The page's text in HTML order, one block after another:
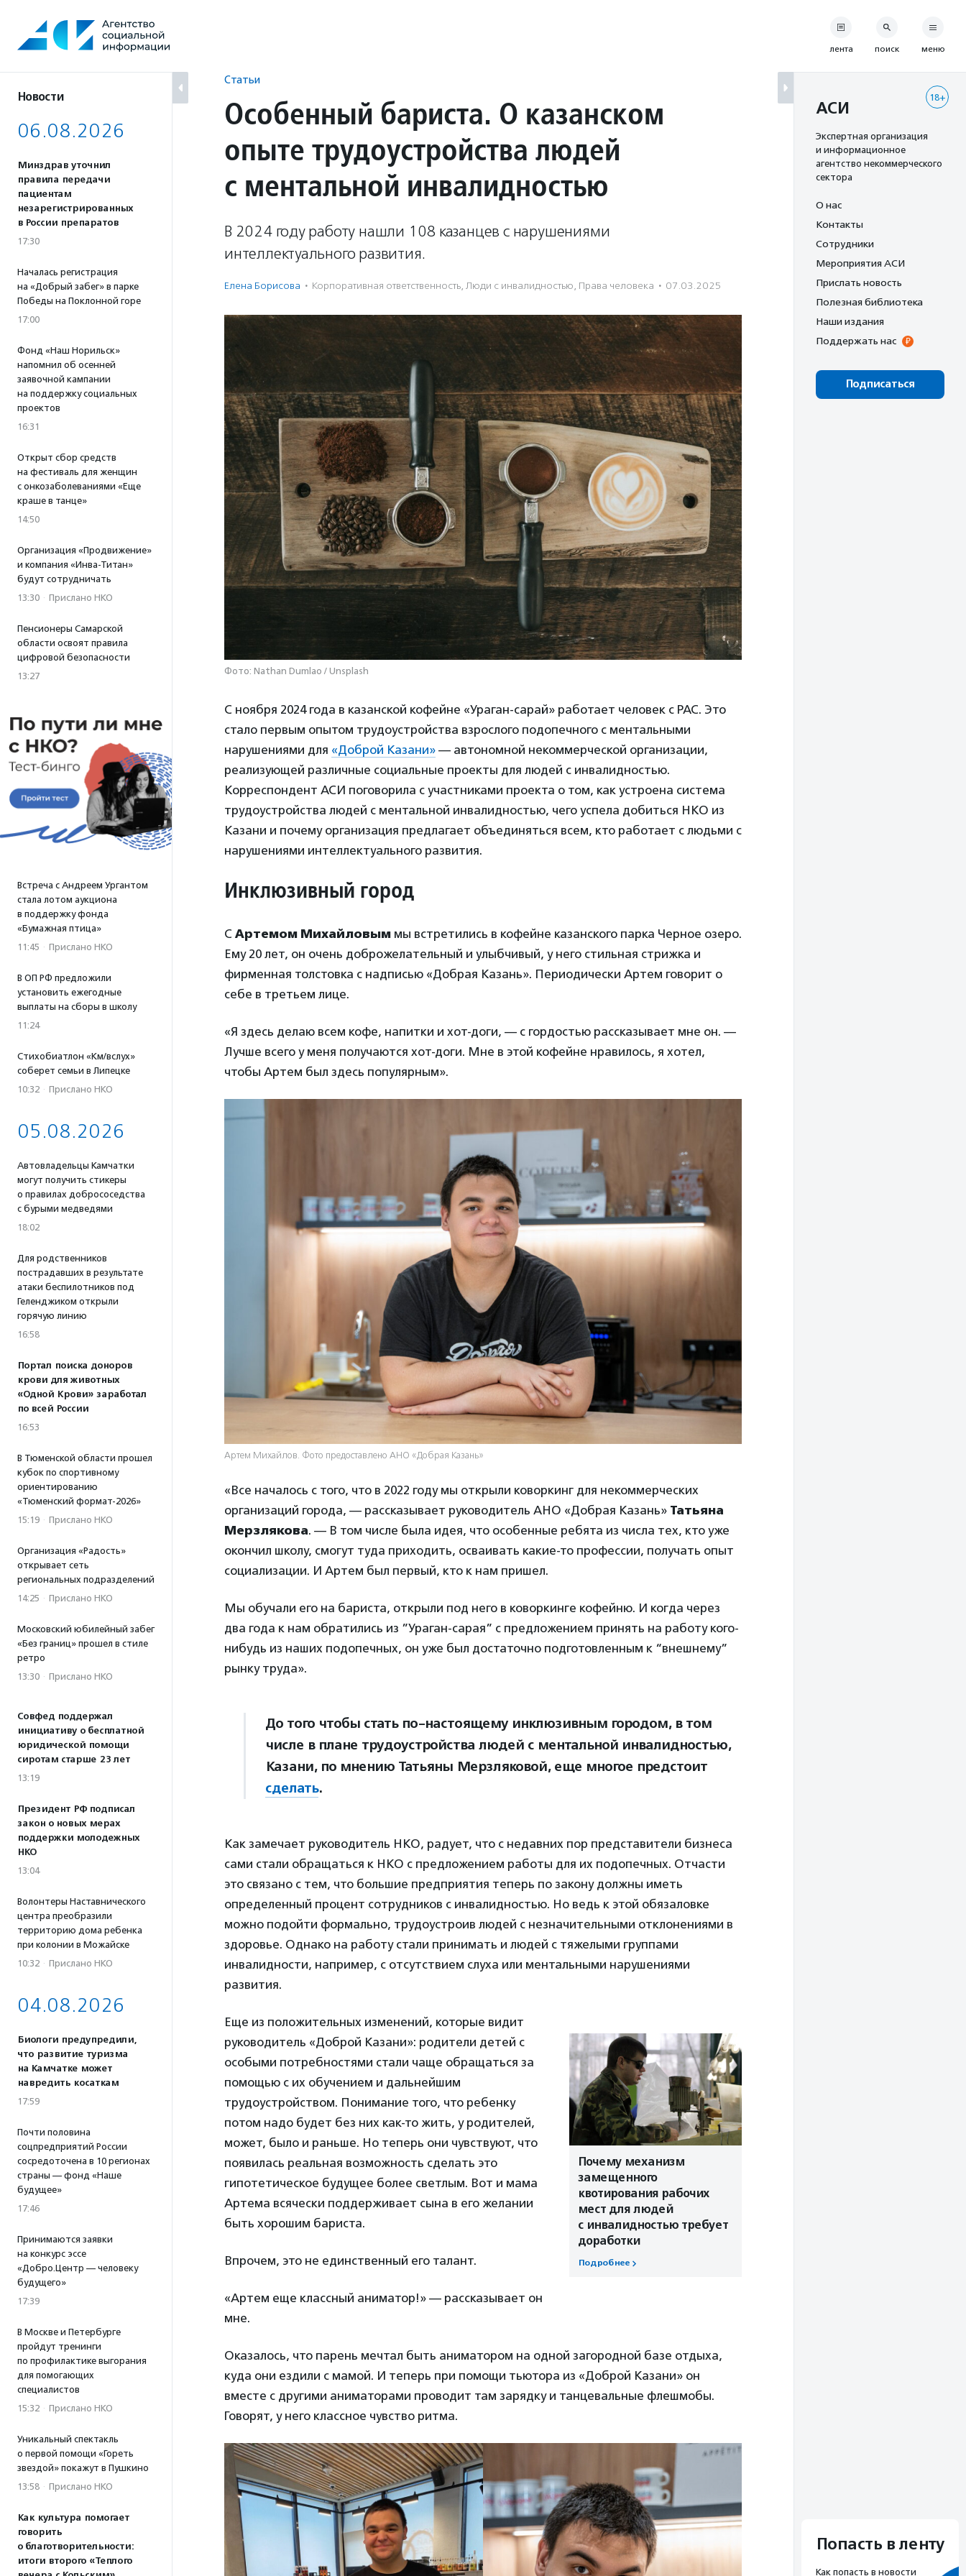
содержанию
Новости
06.08.2026
Минздрав уточнил
правила передачи
пациентам
незарегистрированных
в России препаратов
17:30
Началась регистрация
на «Добрый забег» в парке
Победы на Поклонной горе
17:00
Фонд «Наш Норильск»
напомнил об осенней
заявочной кампании
на поддержку социальных
проектов
16:31
Открыт сбор средств
на фестиваль для женщин
с онкозаболеваниями «Еще
краше в танце»
14:50
Организация «Продвижение»
и компания «Инва-Титан»
будут сотрудничать
13:30 · Прислано НКО
Пенсионеры Самарской
области освоят правила
цифровой безопасности
13:27
Встреча с Андреем Ургантом
стала лотом аукциона
в поддержку фонда
«Бумажная птица»
11:45 · Прислано НКО
В ОП РФ предложили
установить ежегодные
выплаты на сборы в школу
11:24
Стихобиатлон «Км/вслух»
соберет семьи в Липецке
10:32 · Прислано НКО
05.08.2026
Автовладельцы Камчатки
могут получить стикеры
о правилах добрососедства
с бурыми медведями
18:02
Для родственников
пострадавших в результате
атаки беспилотников под
Геленджиком открыли
горячую линию
16:58
Портал поиска доноров
крови для животных
«Одной Крови» заработал
по всей России
16:53
В Тюменской области прошел
кубок по спортивному
ориентированию
«Тюменский формат-2026»
15:19 · Прислано НКО
Организация «Радость»
открывает сеть
региональных подразделений
14:25 · Прислано НКО
Московский юбилейный забег
«Без границ» прошел в стиле
ретро
13:30 · Прислано НКО
Совфед поддержал
инициативу о бесплатной
юридической помощи
сиротам старше 23 лет
13:19
Президент РФ подписал
закон о новых мерах
поддержки молодежных
НКО
13:04
Волонтеры Наставнического
центра преобразили
территорию дома ребенка
при колонии в Можайске
10:32 · Прислано НКО
04.08.2026
Биологи предупредили,
что развитие туризма
на Камчатке может
навредить косаткам
17:59
Почти половина
соцпредприятий России
сосредоточена в 10 регионах
страны — фонд «Наше
будущее»
17:46
Принимаются заявки
на конкурс эссе
«Добро.Центр — человеку
будущего»
17:39
В Москве и Петербурге
пройдут тренинги
по профилактике выгорания
для помогающих
специалистов
15:32 · Прислано НКО
Уникальный спектакль
о первой помощи «Гореть
звездой» покажут в Пушкино
13:58 · Прислано НКО
Как культура помогает
говорить
о благотворительности:
итоги второго «Теплого
Статьи
Особенный бариста. О казанском
опыте трудоустройства людей
с ментальной инвалидностью
В 2024 году работу нашли 108 казанцев с нарушениями
интеллектуального развития.
Елена Борисова · Корпоративная ответственность, Люди с инвалидностью, Права человека · 07.03.2025
Фото: Nathan Dumlao / Unsplash
С ноября 2024 года в казанской кофейне «Ураган-сарай» работает человек с РАС. Это
стало первым опытом трудоустройства взрослого подопечного с ментальными
нарушениями для «Доброй Казани» — автономной некоммерческой организации,
реализующей различные социальные проекты для людей с инвалидностью.
Корреспондент АСИ поговорила с участниками проекта о том, как устроена система
трудоустройства людей с ментальной инвалидностью, чего успела добиться НКО из
Казани и почему организация предлагает объединяться всем, кто работает с людьми с
нарушениями интеллектуального развития.
Инклюзивный город
С Артемом Михайловым мы встретились в кофейне казанского парка Черное озеро.
Ему 20 лет, он очень доброжелательный и улыбчивый, у него стильная стрижка и
фирменная толстовка с надписью «Добрая Казань». Периодически Артем говорит о
себе в третьем лице.
«Я здесь делаю всем кофе, напитки и хот-доги, — с гордостью рассказывает мне он. —
Лучше всего у меня получаются хот-доги. Мне в этой кофейне нравилось, я хотел,
чтобы Артем был здесь популярным».
Артем Михайлов. Фото предоставлено АНО «Добрая Казань»
«Все началось с того, что в 2022 году мы открыли коворкинг для некоммерческих
организаций города, — рассказывает руководитель АНО «Добрая Казань» Татьяна
Мерзлякова. — В том числе была идея, что особенные ребята из числа тех, кто уже
окончил школу, смогут туда приходить, осваивать какие-то профессии, получать опыт
социализации. И Артем был первый, кто к нам пришел.
Мы обучали его на бариста, открыли под него в коворкинге кофейню. И когда через
два года к нам обратились из ”Ураган-сарая” с предложением принять на работу кого-
нибудь из наших подопечных, он уже был достаточно подготовленным к “внешнему”
рынку труда».
До того чтобы стать по-настоящему инклюзивным городом, в том
числе в плане трудоустройства людей с ментальной инвалидностью,
Казани, по мнению Татьяны Мерзляковой, еще многое предстоит
сделать.
Как замечает руководитель НКО, радует, что с недавних пор представители бизнеса
сами стали обращаться к НКО с предложением работы для их подопечных. Отчасти
это связано с тем, что большие предприятия теперь по закону должны иметь
определенный процент сотрудников с инвалидностью. Но ведь к этой обязаловке
можно подойти формально, трудоустроив людей с незначительными отклонениями в
здоровье. Однако на работу стали принимать и людей с тяжелыми группами
инвалидности, например, с отсутствием слуха или ментальными нарушениями
развития.
Почему механизм
замещенного
квотирования рабочих
мест для людей
с инвалидностью требует
доработки
Подробнее
Еще из положительных изменений, которые видит
руководитель «Доброй Казани»: родители детей с
особыми потребностями стали чаще обращаться за
помощью с их обучением и дальнейшим
трудоустройством. Понимание того, что ребенку
потом надо будет без них как-то жить, у родителей,
может, было и раньше. Но теперь они чувствуют, что
появилась реальная возможность сделать это
гипотетическое будущее более светлым. Вот и мама
Артема всячески поддерживает сына в его желании
быть хорошим бариста.
Впрочем, это не единственный его талант.
«Артем еще классный аниматор!» — рассказывает он
мне.
Оказалось, что парень мечтал быть аниматором на одной загородной базе отдыха,
куда они ездили с мамой. И теперь при помощи тьютора из «Доброй Казани» он
вместе с другими аниматорами проводит там зарядку и танцевальные флешмобы.
Говорят, у него классное чувство ритма.
лента поиск меню
18+
АСИ
Экспертная организация
и информационное
агентство некоммерческого
сектора
О нас
Контакты
Сотрудники
Мероприятия АСИ
Прислать новость
Полезная библиотека
Наши издания
Поддержать нас
Подписаться
Попасть в ленту
Как попасть в новости